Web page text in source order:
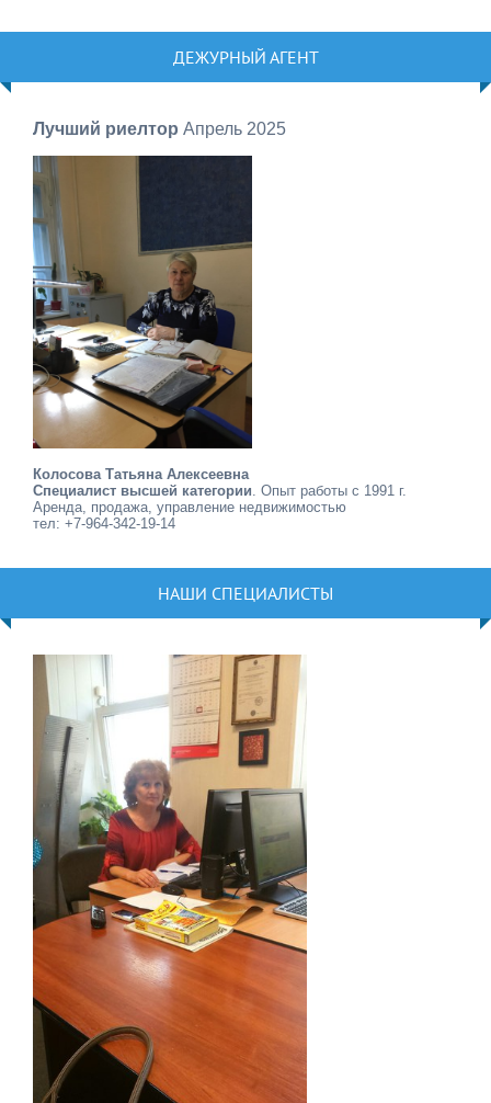
ДЕЖУРНЫЙ АГЕНТ
Лучший риелтор Апрель 2025
Колосова Татьяна Алексеевна
Специалист высшей категории. Опыт работы с 1991 г.
Аренда, продажа, управление недвижимостью
тел: +7-964-342-19-14
НАШИ СПЕЦИАЛИСТЫ